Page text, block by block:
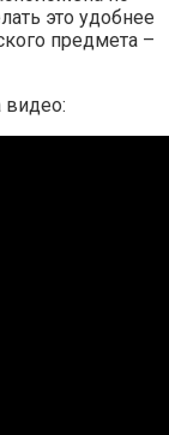
это удобнее
предмета –
видео: